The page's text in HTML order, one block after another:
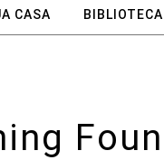
CASA BIBLIOTECA